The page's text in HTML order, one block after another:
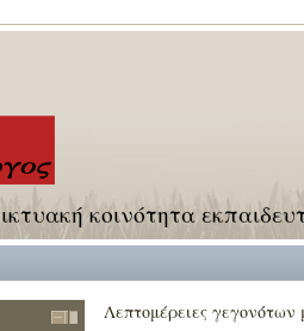
κοινότητα
Λεπτομέρειες γεγονότων